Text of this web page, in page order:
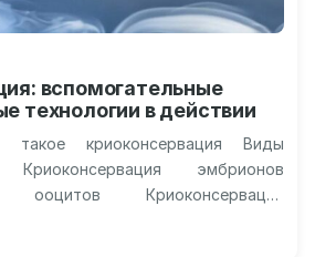
вспомогательные
технологии в действии
криоконсервация Виды
Криоконсервация эмбрионов
ооцитов Криоконсервация
один из инструментов, широко